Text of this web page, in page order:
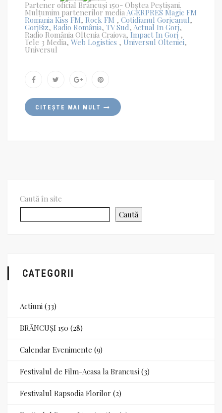
Partener oficial Brâncuși 150- Obștea Peștișani.
Mulțumim partenerilor mediaAGERPRES Magic FM
Romania Kiss FM, Rock FM , Cotidianul Gorjeanul,
GorjBiz, Radio România, TV Sud, Actual In Gorj,
Radio România Oltenia Craiova, Impact In Gorj ,
Tele 3 Media, Web Logistics , Universul Olteniei,
Universul
CITEȘTE MAI MULT
Caută în site
Caută
CATEGORII
Actiuni (33)
BRÂNCUȘI 150 (28)
Calendar Evenimente (9)
Festivalul de Film-Acasa la Brancusi (3)
Festivalul Rapsodia Florilor (2)